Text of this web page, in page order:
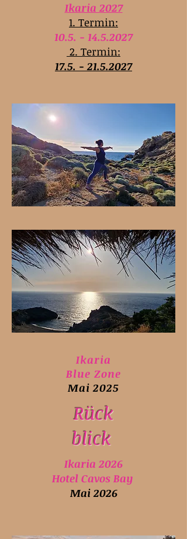
Ikaria 2027
1. Termin:
10.5. - 14.5.2027
2. Termin:
17.5. - 21.5.2027
Ikaria
Blue Zone
Mai 2025
Rück
blick
Ikaria 2026
Hotel Cavos Bay
Mai 2026